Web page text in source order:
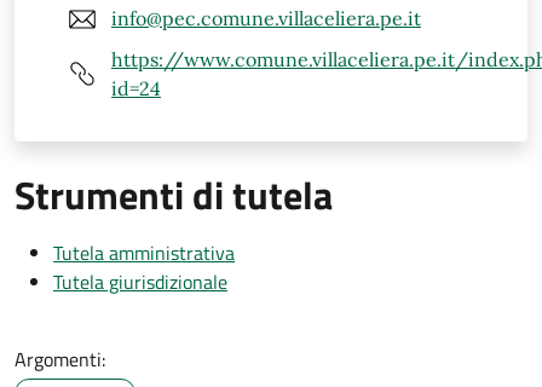
info@pec.comune.villaceliera.pe.it
https://www.comune.villaceliera.pe.it/
id=24
Strumenti di tutela
Tutela amministrativa
Tutela giurisdizionale
Argomenti: